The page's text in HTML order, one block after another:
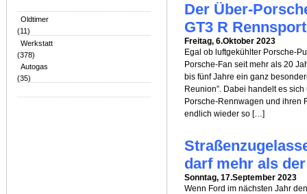
Oldtimer
(11)
Werkstatt
(378)
Autogas
(35)
Der Über-
GT3 R Rennsport
Freitag, 6.Oktober 2023
Egal ob luftgekühlter Porsche-
Porsche-Fan seit mehr als 20
bis fünf Jahre ein ganz
Reunion”. Dabei handelt es
Porsche-Rennwagen und ihren
endlich wieder so […]
darf mehr als
Sonntag, 17.September 2023
Wenn Ford im nächsten Jahr